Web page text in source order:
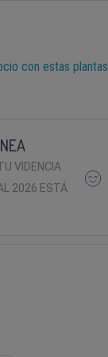
con estas plantas
VIDENCIA
2026 ESTÁ